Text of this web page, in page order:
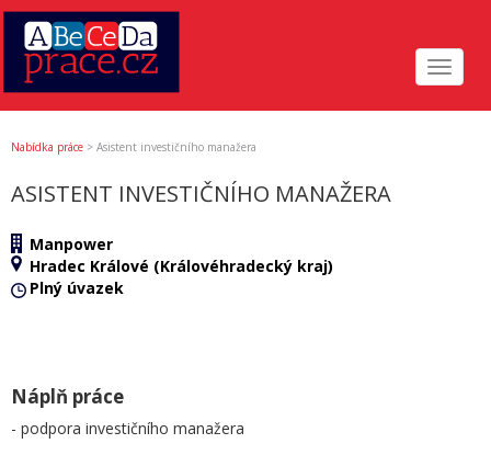
Toggle
Nabídka práce > Asistent investičního manažera
ASISTENT INVESTIČNÍHO MANAŽERA
Manpower
Hradec Králové (Královéhradecký kraj)
Plný úvazek
Náplň práce
- podpora investičního manažera